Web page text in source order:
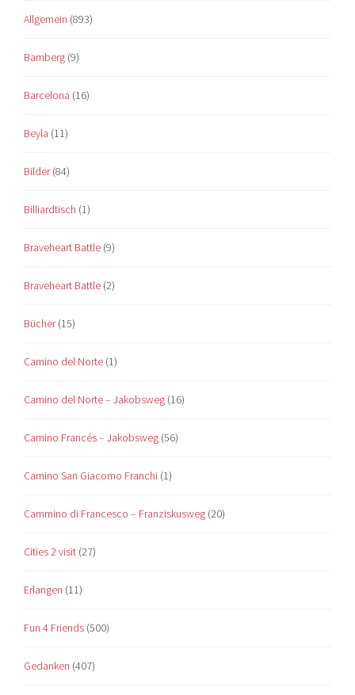
Allgemein (893)
Bamberg (9)
Barcelona (16)
Beyla (11)
Bilder(84)
Billiardtisch (1)
Braveheart Battle (9)
Braveheart Battle (2)
Bücher(15)
Camino del Norte (1)
Camino del Norte – Jakobsweg (16)
Camino Francés – Jakobsweg (56)
Camino San Giacomo Franchi (1)
Cammino di Francesco – Franziskusweg (20)
Cities 2 visit (27)
Erlangen (11)
Fun 4 Friends (500)
Gedanken (407)